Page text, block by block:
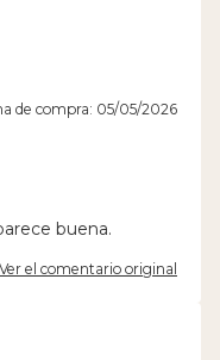
de compra: 05/05/2026
buena.
Ver el comentario original